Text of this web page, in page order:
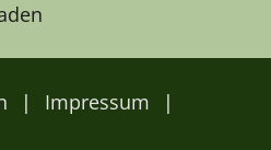
Impressum